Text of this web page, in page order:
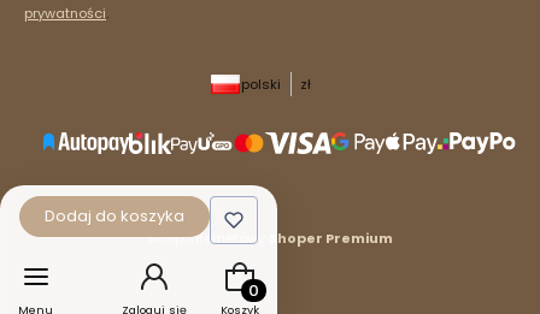
prywatności.
polski zł
Sklep internetowy Shoper Premium
Dodaj do koszyka
Menu Zaloguj się
Produkty w koszyku: 0. Zobacz
Koszyk